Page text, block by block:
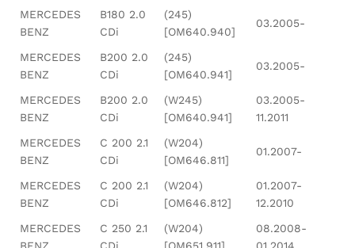
MERCEDES
BENZ
B180 2.0
CDi
(245)
[OM640.940]
03.2005-
MERCEDES
BENZ
B200 2.0
CDi
(245)
[OM640.941]
03.2005-
MERCEDES
BENZ
B200 2.0
CDi
(W245)
[OM640.941]
03.2005-
11.2011
MERCEDES
BENZ
C 200 2.1
CDi
(W204)
[OM646.811]
01.2007-
MERCEDES
BENZ
C 200 2.1
CDi
(W204)
[OM646.812]
01.2007-
12.2010
MERCEDES
C 250 2.1
(W204)
08.2008-